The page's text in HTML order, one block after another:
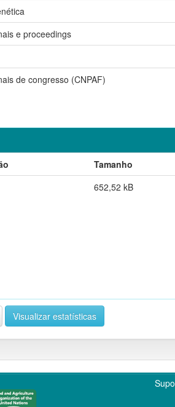
e proceedings
de congresso (CNPAF)
Tamanho
652,52 kB
Visualizar estatísticas